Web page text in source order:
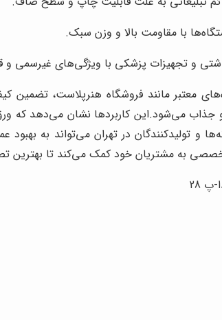
با مقاومت بالا و وزن سبک.
و تجهیزات پزشکی با ویژگی‌های غیرسمی
معتبر مانند فروشگاه هنرپلاست، تضمین
و جذاب می‌شود.این کاربردها نشان می‌دهد که
و تولیدکنندگان در تهران می‌تواند به
به مشتریان خود کمک می‌کند تا بهترین
28